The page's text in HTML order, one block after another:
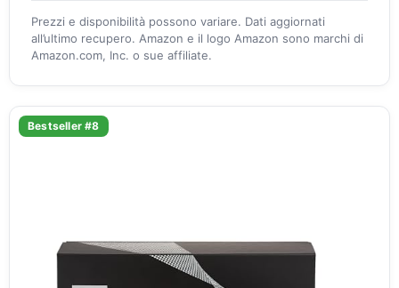
Prezzi e disponibilità possono variare. Dati aggiornati
all’ultimo recupero. Amazon e il logo Amazon sono marchi di
Amazon.com, Inc. o sue affiliate.
Bestseller #8